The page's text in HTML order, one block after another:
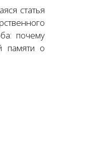
статья
почему
памяти о